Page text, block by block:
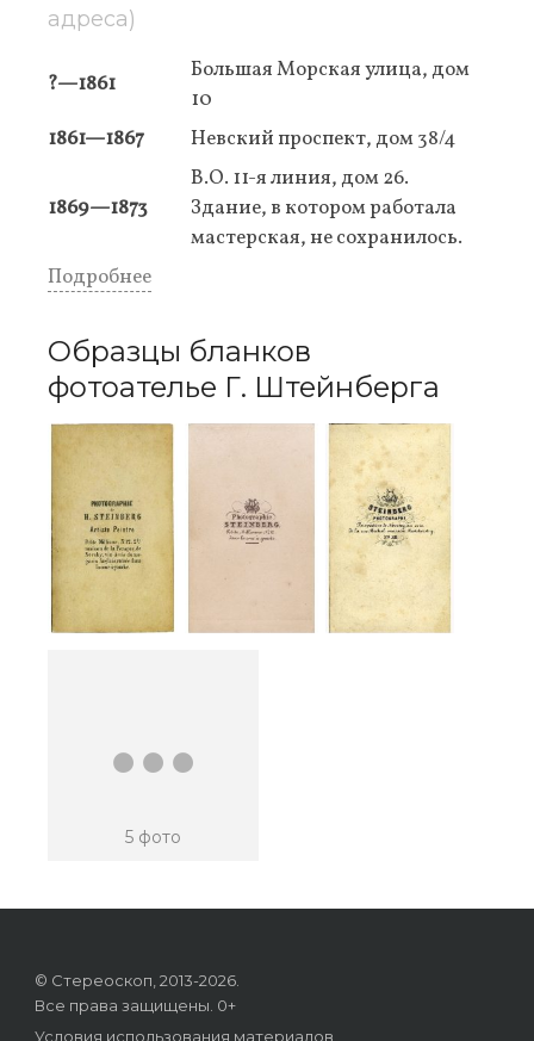
адреса)
?—1861
Большая Морская улица, дом
10
1861—1867
Невский проспект, дом 38/4
1869—1873
В.О. 11-я линия, дом 26.
Здание, в котором работала
мастерская, не сохранилось.
Подробнее
Образцы бланков
фотоателье Г. Штейнберга
...
5 фото
© Стереоскоп, 2013-2026.
Все права защищены. 0+
Условия использования материалов